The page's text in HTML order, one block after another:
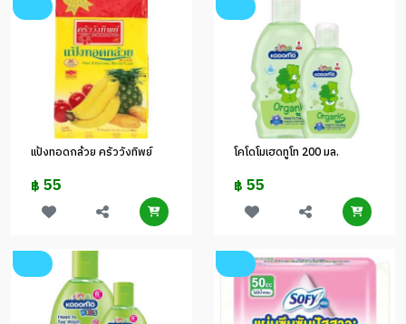
แป้งทอดกล้วย ครัววังทิพย์
฿ 55
โคโดโมเฮดทูโท 200 มล.
฿ 55